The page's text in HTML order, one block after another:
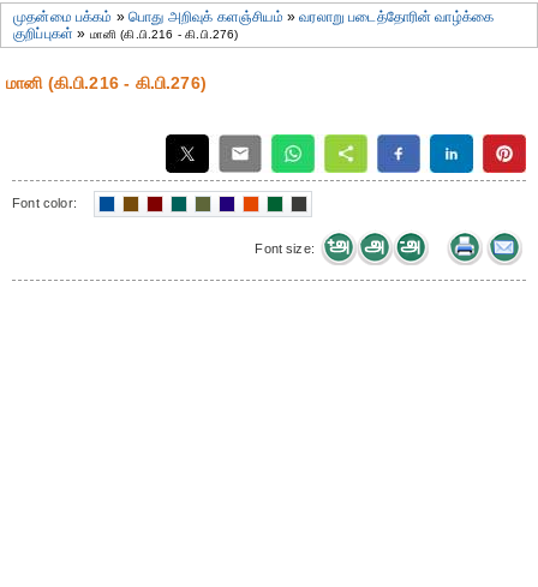
முதன்மை பக்கம் »பொது அறிவுக் களஞ்சியம் »வரலாறு படைத்தோரின் வாழ்க்கை
குறிப்புகள் » மானி (கி.பி.216 - கி.பி.276)
மானி (கி.பி.216 - கி.பி.276)
Font color:
Font size: